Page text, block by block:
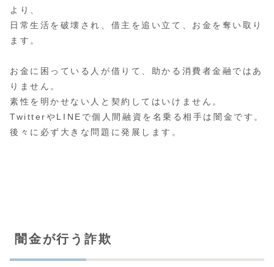
より、
日常生活を破壊され、借主を追い立て、お金を奪い取り
ます。
お金に困っている人が借りて、助かる消費者金融ではあ
りません。
素性を明かせない人と契約してはいけません。
TwitterやLINEで個人間融資を名乗る相手は闇金です。
後々に必ず大きな問題に発展します。
闇金が行う詐欺